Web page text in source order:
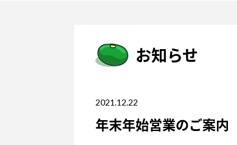
お知らせ
2021.12.22
年末年始営業のご案内